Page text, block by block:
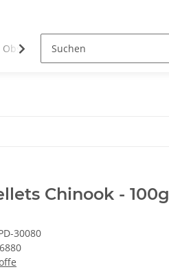
Obstverarbeitung
Chinook - 100g
30080